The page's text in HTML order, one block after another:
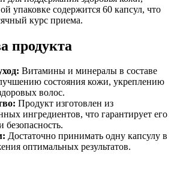
упаковке содержится 60 капсул, что
курс приема.
продукта
Витамины и минералы в составе
состояния кожи, укреплению
волос.
Продукт изготовлен из
ингредиентов, что гарантирует его
безопасность.
Достаточно принимать одну капсулу в
оптимальных результатов.